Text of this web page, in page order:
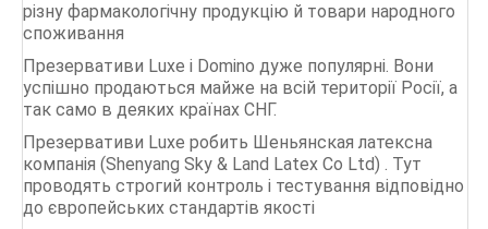
різну фармакологічну продукцію й товари народного
споживання
Презервативи Luxe і Domino дуже популярні. Вони
успішно продаються майже на всій території Росії, а
так само в деяких країнах СНГ.
Презервативи Luxe робить Шеньянская латексна
компанія (Shenyang Sky & Land Latex Co Ltd) . Тут
проводять строгий контроль і тестування відповідно
до європейських стандартів якості